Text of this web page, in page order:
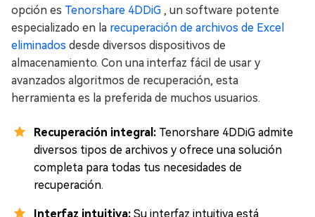
opción es Tenorshare 4DDiG , un software potente
especializado en la recuperación de archivos de Excel
eliminados desde diversos dispositivos de
almacenamiento. Con una interfaz fácil de usar y
avanzados algoritmos de recuperación, esta
herramienta es la preferida de muchos usuarios.
Recuperación integral: Tenorshare 4DDiG admite
diversos tipos de archivos y ofrece una solución
completa para todas tus necesidades de
recuperación.
Interfaz intuitiva: Su interfaz intuitiva está